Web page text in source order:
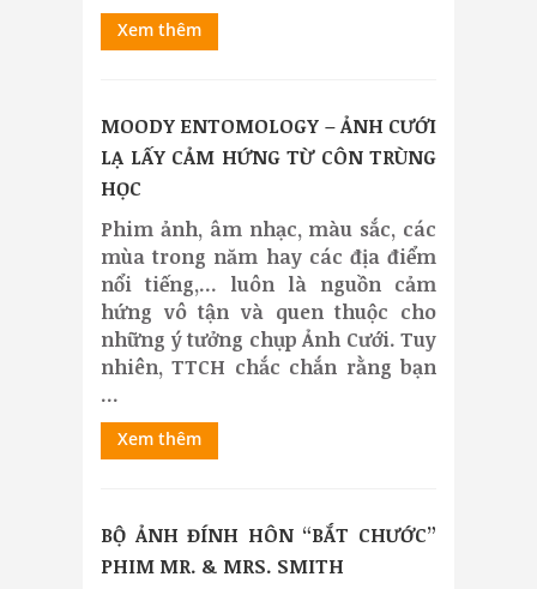
Xem thêm
MOODY ENTOMOLOGY – ẢNH CƯỚI
LẠ LẤY CẢM HỨNG TỪ CÔN TRÙNG
HỌC
Phim ảnh, âm nhạc, màu sắc, các
mùa trong năm hay các địa điểm
nổi tiếng,… luôn là nguồn cảm
hứng vô tận và quen thuộc cho
những ý tưởng chụp Ảnh Cưới. Tuy
nhiên, TTCH chắc chắn rằng bạn
...
Xem thêm
BỘ ẢNH ĐÍNH HÔN “BẮT CHƯỚC”
PHIM MR. & MRS. SMITH